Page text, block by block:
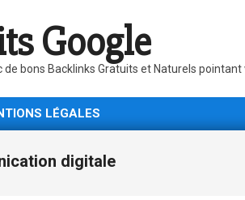
Google
bons Backlinks Gratuits et Naturels pointant
LÉGALES
digitale